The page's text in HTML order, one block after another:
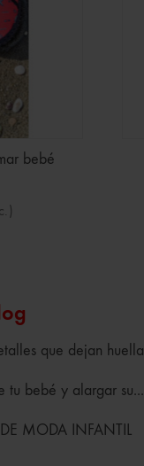
bebé
que dejan huella
tu bebé y alargar su...
MODA INFANTIL